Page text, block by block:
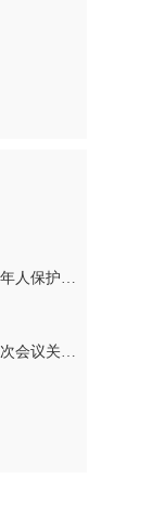
湖南省实施《中华人民共和国未成年人保护法》若干规定
湖南省第十四届人民代表大会第二次会议关于湖南省人民代表大会常务委员会工作报告的决议